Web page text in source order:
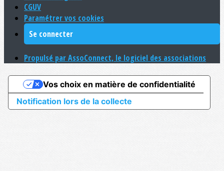
CGUV
Paramétrer vos cookies
Se connecter
Propulsé par AssoConnect, le logiciel des associations
Notification lors de la collecte
Vos choix en matière de confidentialité